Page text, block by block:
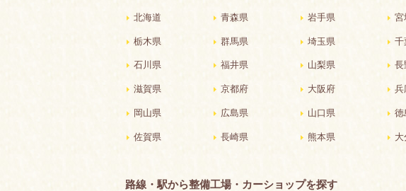
北海道 青森県 岩手県 宮
栃木県 群馬県 埼玉県 千
石川県 福井県 山梨県 長
滋賀県 京都府 大阪府 兵
岡山県 広島県 山口県 徳
佐賀県 長崎県 熊本県 大
路線・駅から整備工場・カーショップを探す